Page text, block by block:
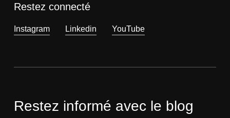
Restez connecté
Instagram Linkedin YouTube
Restez informé avec le blog